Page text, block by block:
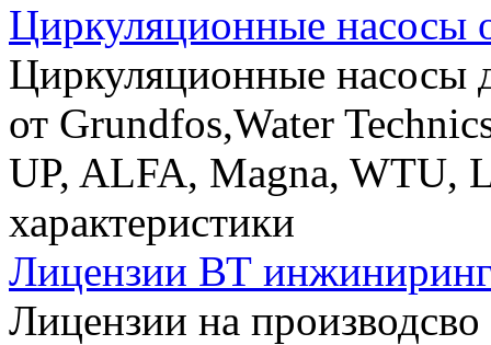
Циркуляционные насосы
Циркуляционные насосы
от Grundfos,Water
UP, ALFA, Magna, WTU,
характеристики
Лицензии ВТ
Лицензии на производсво